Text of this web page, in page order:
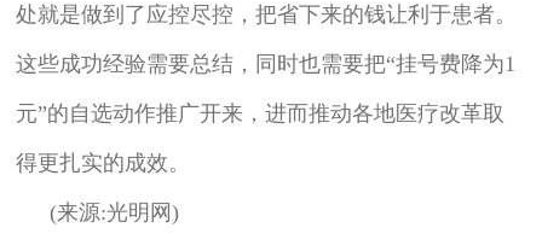
处就是做到了应控尽控，把省下来的钱让利于患者。
这些成功经验需要总结，同时也需要把“挂号费降为1
元”的自选动作推广开来，进而推动各地医疗改革取
得更扎实的成效。
(来源:光明网)